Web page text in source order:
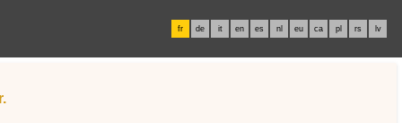
fr de it en es nl eu ca pl rs lv